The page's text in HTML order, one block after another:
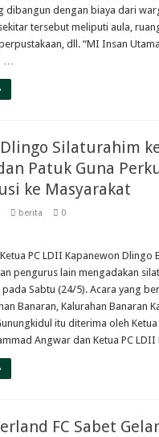
dibangun dengan biaya dari
tersebut meliputi aula,
dll. “MI Insan
…
Dlingo Silaturahim
Patuk Guna
ke Masyarakat
berita 0
PC LDII Kapanewon Dlingo
pengurus lain mengadakan
Sabtu (24/5). Acara yang
Banaran, Kalurahan Banaran
itu diterima oleh
Angwar dan Ketua PC
FC Sabet